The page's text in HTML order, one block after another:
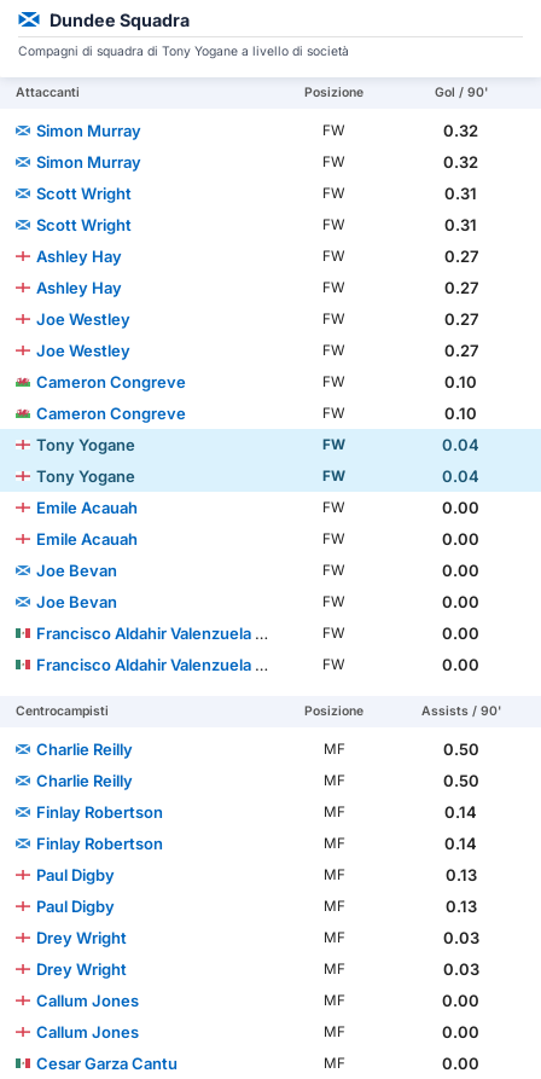
Dundee Squadra
Compagni di squadra di Tony Yogane a livello di società
Attaccanti Posizione Gol / 90'
Simon Murray FW
0.32
Simon Murray
FW
0.32
Scott Wright
FW
0.31
Scott Wright
FW
0.31
Ashley Hay
FW
0.27
Ashley Hay
FW
0.27
Joe Westley
FW
0.27
Joe Westley
FW
0.27
Cameron Congreve
FW
0.10
Cameron Congreve
FW
0.10
Tony Yogane
FW
0.04
Tony Yogane
FW
0.04
Emile Acauah
FW
0.00
Emile Acauah
FW
0.00
Joe Bevan
FW
0.00
Joe Bevan
FW
0.00
Francisco Aldahir Valenzuela López
FW
0.00
Francisco Aldahir Valenzuela López
FW 0.00
Centrocampisti Posizione Assists / 90'
Charlie Reilly MF
0.50
Charlie Reilly
MF
0.50
Finlay Robertson
MF
0.14
Finlay Robertson
MF
0.14
Paul Digby
MF
0.13
Paul Digby
MF
0.13
Drey Wright
MF
0.03
Drey Wright
MF
0.03
Callum Jones
MF
0.00
Callum Jones
MF
0.00
Cesar Garza Cantu
MF
0.00